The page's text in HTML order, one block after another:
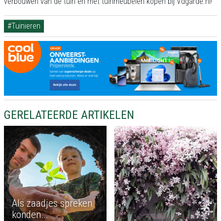
#Tuinieren
GERELATEERDE ARTIKELEN
Als zaadjes spreken
konden...